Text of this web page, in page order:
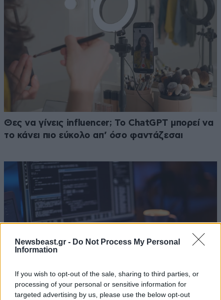
Newsbeast.gr - Do Not Process My Personal
Information
If you wish to opt-out of the sale, sharing to third parties, or
processing of your personal or sensitive information for
targeted advertising by us, please use the below opt-out
Θες να γίνεις influencer; Το ChatGPT μπορεί να
το κάνει πιο εύκολο απ’ όσο φαντάζεσαι